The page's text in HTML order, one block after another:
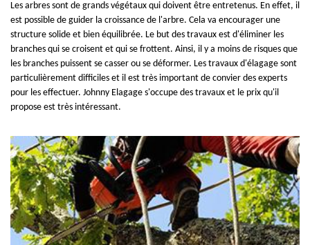
Les arbres sont de grands végétaux qui doivent être entretenus. En effet, il
est possible de guider la croissance de l'arbre. Cela va encourager une
structure solide et bien équilibrée. Le but des travaux est d'éliminer les
branches qui se croisent et qui se frottent. Ainsi, il y a moins de risques que
les branches puissent se casser ou se déformer. Les travaux d'élagage sont
particulièrement difficiles et il est très important de convier des experts
pour les effectuer. Johnny Elagage s'occupe des travaux et le prix qu'il
propose est très intéressant.